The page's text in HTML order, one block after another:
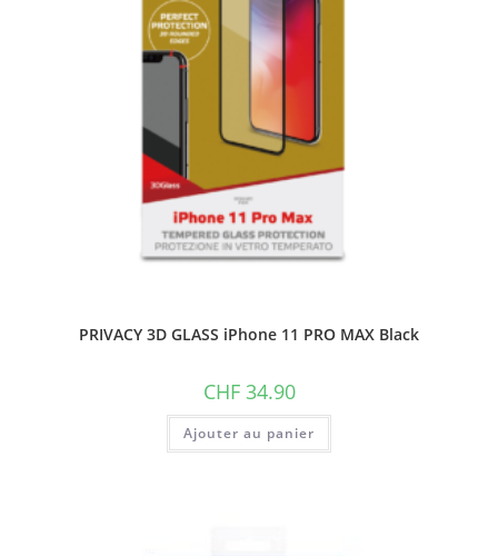
PRIVACY 3D GLASS iPhone 11 PRO MAX Black
CHF34.90
Ajouter au panier